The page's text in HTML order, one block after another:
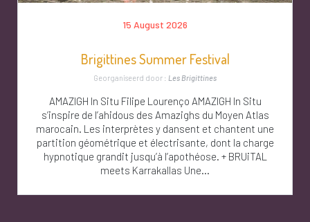
15 August 2026
Brigittines Summer Festival
Georganiseerd door : Les Brigittines
AMAZIGH In Situ Filipe Lourenço AMAZIGH In Situ
s’inspire de l’ahidous des Amazighs du Moyen Atlas
marocain. Les interprètes y dansent et chantent une
partition géométrique et électrisante, dont la charge
hypnotique grandit jusqu’à l’apothéose. + BRUiTAL
meets Karrakallas Une...